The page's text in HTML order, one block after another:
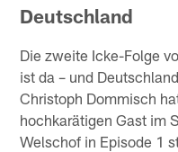
Deutschland
Die zweite Icke-Folge
ist da – und
Christoph Dommisch
hochkarätigen Gast im
Welschof in Episode 1